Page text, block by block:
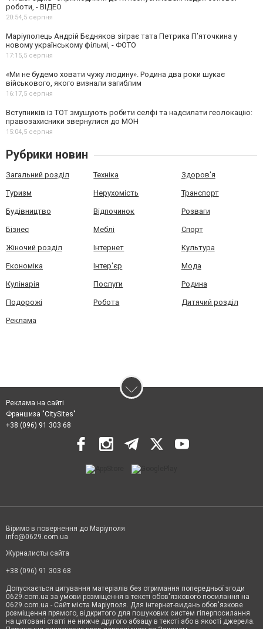
роботи, - ВІДЕО
20:54,5 серпня
Маріуполець Андрій Бєдняков зіграє тата Петрика П’яточкина у
новому українському фільмі, - ФОТО
17:15,5 серпня
«Ми не будемо ховати чужу людину». Родина два роки шукає
військового, якого визнали загиблим
16:17,5 серпня
Вступників із ТОТ змушують робити селфі та надсилати геолокацію:
правозахисники звернулися до МОН
15:04,5 серпня
Рубрики новин
Загальний розділ Техніка Здоров'я
Туризм Нерухомість Транспорт
Будівництво Відпочинок Розваги
Бізнес Меблі Спорт
Жіночий розділ Інтернет Культура
Економіка Інтер'єр Мода
Кулінарія Послуги Родина
Подорожі Робота Дитячий розділ
Реклама
Реклама на сайті
Франшиза "CitySites"
+38 (096) 91 303 68
Віримо в повернення до Маріуполя
info@0629.com.ua
Журналисты сайта
+38 (096) 91 303 68
Допускається цитування матеріалів без отримання попередньої згоди
0629.com.ua за умови розміщення в тексті обов'язкового посилання на
0629.com.ua - Сайт міста Маріуполя. Для інтернет-видань обов'язкове
розміщення прямого, відкритого для пошукових систем гіперпосилання
на цитовані статті не нижче другого абзацу в тексті або в якості джерела.